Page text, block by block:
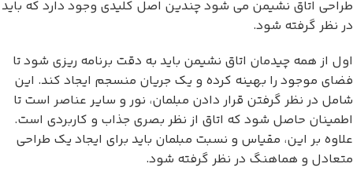
طراحی اتاق نشیمن می شود چندین اصل کلیدی وجود دارد که باید
در نظر گرفته شود.
اول از همه چیدمان اتاق نشیمن باید به دقت برنامه ریزی شود تا
فضای موجود را بهینه کرده و یک جریان منسجم ایجاد کند. این
شامل در نظر گرفتن قرار دادن مبلمان، نور و سایر عناصر است تا
اطمینان حاصل شود که اتاق از نظر بصری جذاب و کاربردی است.
علاوه بر این، مقیاس و نسبت مبلمان باید برای ایجاد یک طراحی
متعادل و هماهنگ در نظر گرفته شود.